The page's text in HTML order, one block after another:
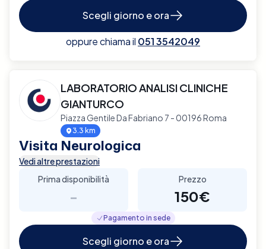
Scegli giorno e ora
oppure chiama il 051 3542049
LABORATORIO ANALISI CLINICHE
GIANTURCO
Piazza Gentile Da Fabriano 7 - 00196 Roma
3.3 km
Visita Neurologica
Vedi altre prestazioni
Prima disponibilità
-
Prezzo
150€
Pagamento in sede
Scegli giorno e ora